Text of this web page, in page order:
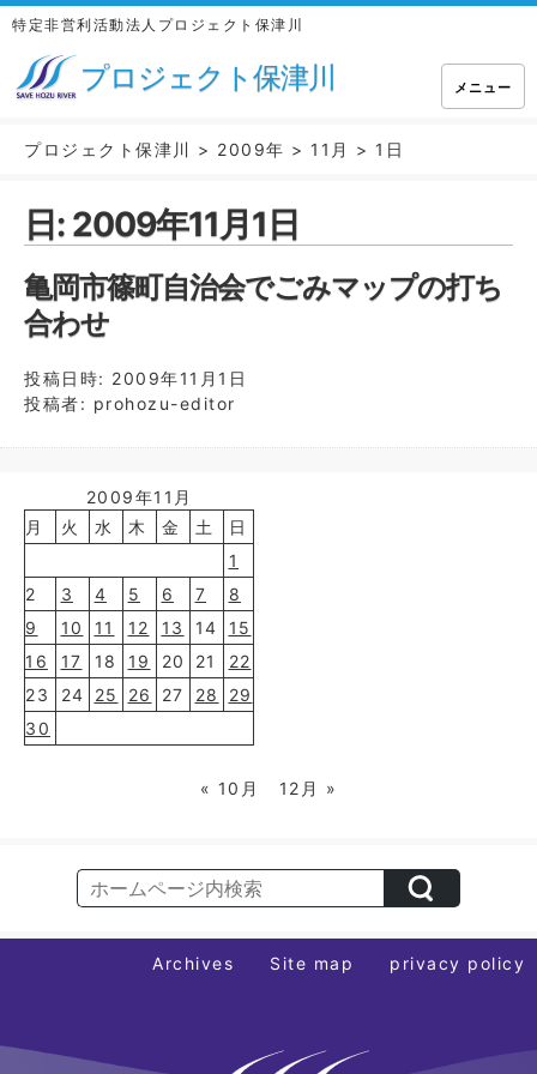
特定非営利活動法人プロジェクト保津川
プロジェクト保津川 メニュー
プロジェクト保津川 > 2009年 > 11月 > 1日
日: 2009年11月1日
亀岡市篠町自治会でごみマップの打ち
合わせ
投稿日時: 2009年11月1日
投稿者: prohozu-editor
2009年11月
月
火 水 木 金 土
日
1
2
3 4 5 6 7
8
9
10 11 12 13 14
15
16
17 18 19 20 21
22
23
24 25 26 27 28
29
30
« 10月 12月 »
Archives Site map privacy policy